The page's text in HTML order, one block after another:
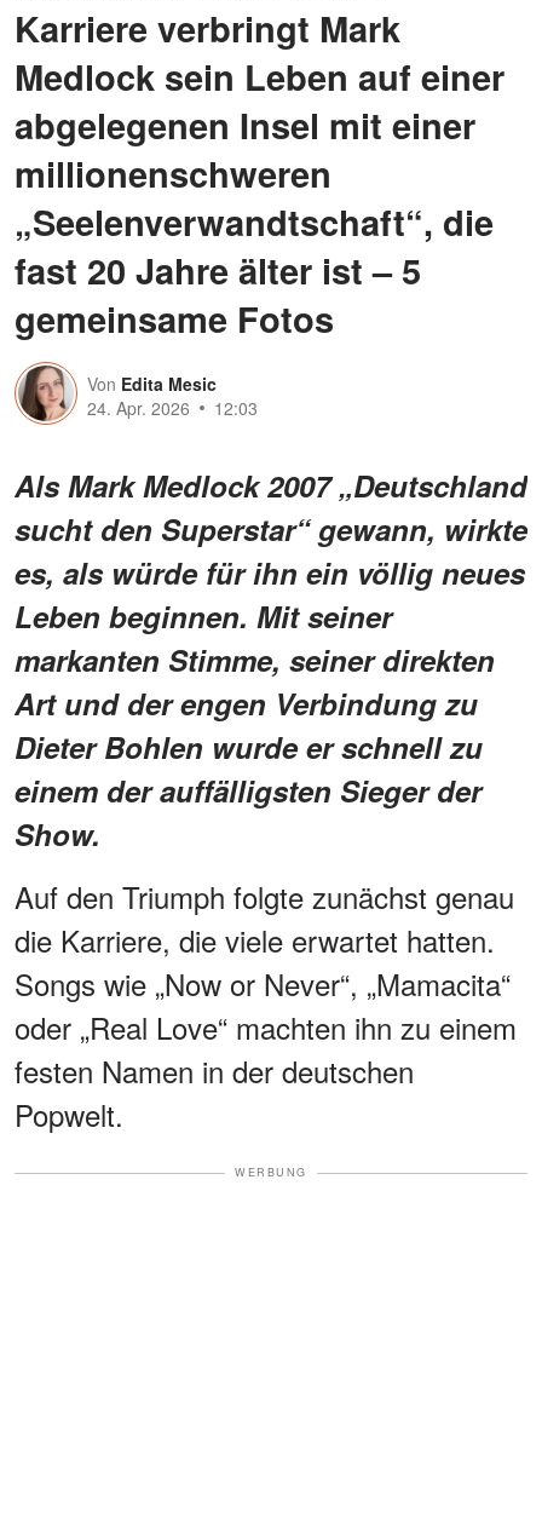
Karriere verbringt Mark
Medlock sein Leben auf einer
abgelegenen Insel mit einer
millionenschweren
„Seelenverwandtschaft“, die
fast 20 Jahre älter ist – 5
gemeinsame Fotos
Von Edita Mesic
24. Apr. 2026
12:03
Als Mark Medlock 2007 „Deutschland
sucht den Superstar“ gewann, wirkte
es, als würde für ihn ein völlig neues
Leben beginnen. Mit seiner
markanten Stimme, seiner direkten
Art und der engen Verbindung zu
Dieter Bohlen wurde er schnell zu
einem der auffälligsten Sieger der
Show.
Auf den Triumph folgte zunächst genau
die Karriere, die viele erwartet hatten.
Songs wie „Now or Never“, „Mamacita“
oder „Real Love“ machten ihn zu einem
festen Namen in der deutschen
Popwelt.
WERBUNG